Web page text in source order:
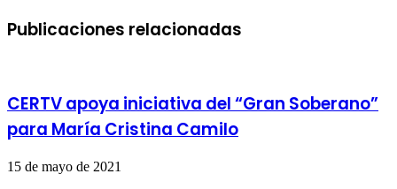
Publicaciones relacionadas
CERTV apoya iniciativa del “Gran Soberano”
para María Cristina Camilo
15 de mayo de 2021